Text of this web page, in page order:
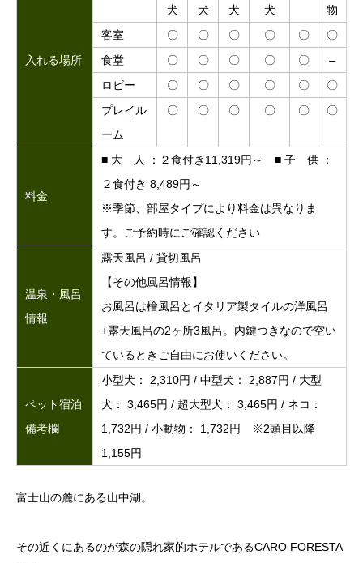
入れる場所
犬
犬
犬
犬
物
客室
〇 〇 〇 〇 〇
〇
食堂
〇 〇 〇 〇 〇
–
ロビー
〇 〇 〇 〇 〇
〇
プレイル
ーム
〇 〇 〇 〇 〇 〇
料金
■ 大 人 ：２食付き11,319円～ ■ 子 供 ：
２食付き 8,489円～
※季節、部屋タイプにより料金は異なりま
す。ご予約時にご確認ください
温泉・風呂
情報
露天風呂 / 貸切風呂
【その他風呂情報】
お風呂は檜風呂とイタリア製タイルの洋風呂
+露天風呂の2ヶ所3風呂。内鍵つきなので空い
ているときご自由にお使いください。
ペット宿泊
備考欄
小型犬： 2,310円 / 中型犬： 2,887円 / 大型
犬： 3,465円 / 超大型犬： 3,465円 / ネコ：
1,732円 / 小動物： 1,732円 ※2頭目以降
1,155円
富士山の麓にある山中湖。
その近くにあるのが森の隠れ家的ホテルであるCARO FORESTA